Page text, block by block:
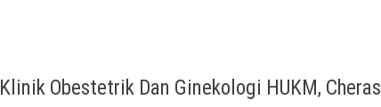
Klinik Obestetrik Dan Ginekologi HUKM, Cheras